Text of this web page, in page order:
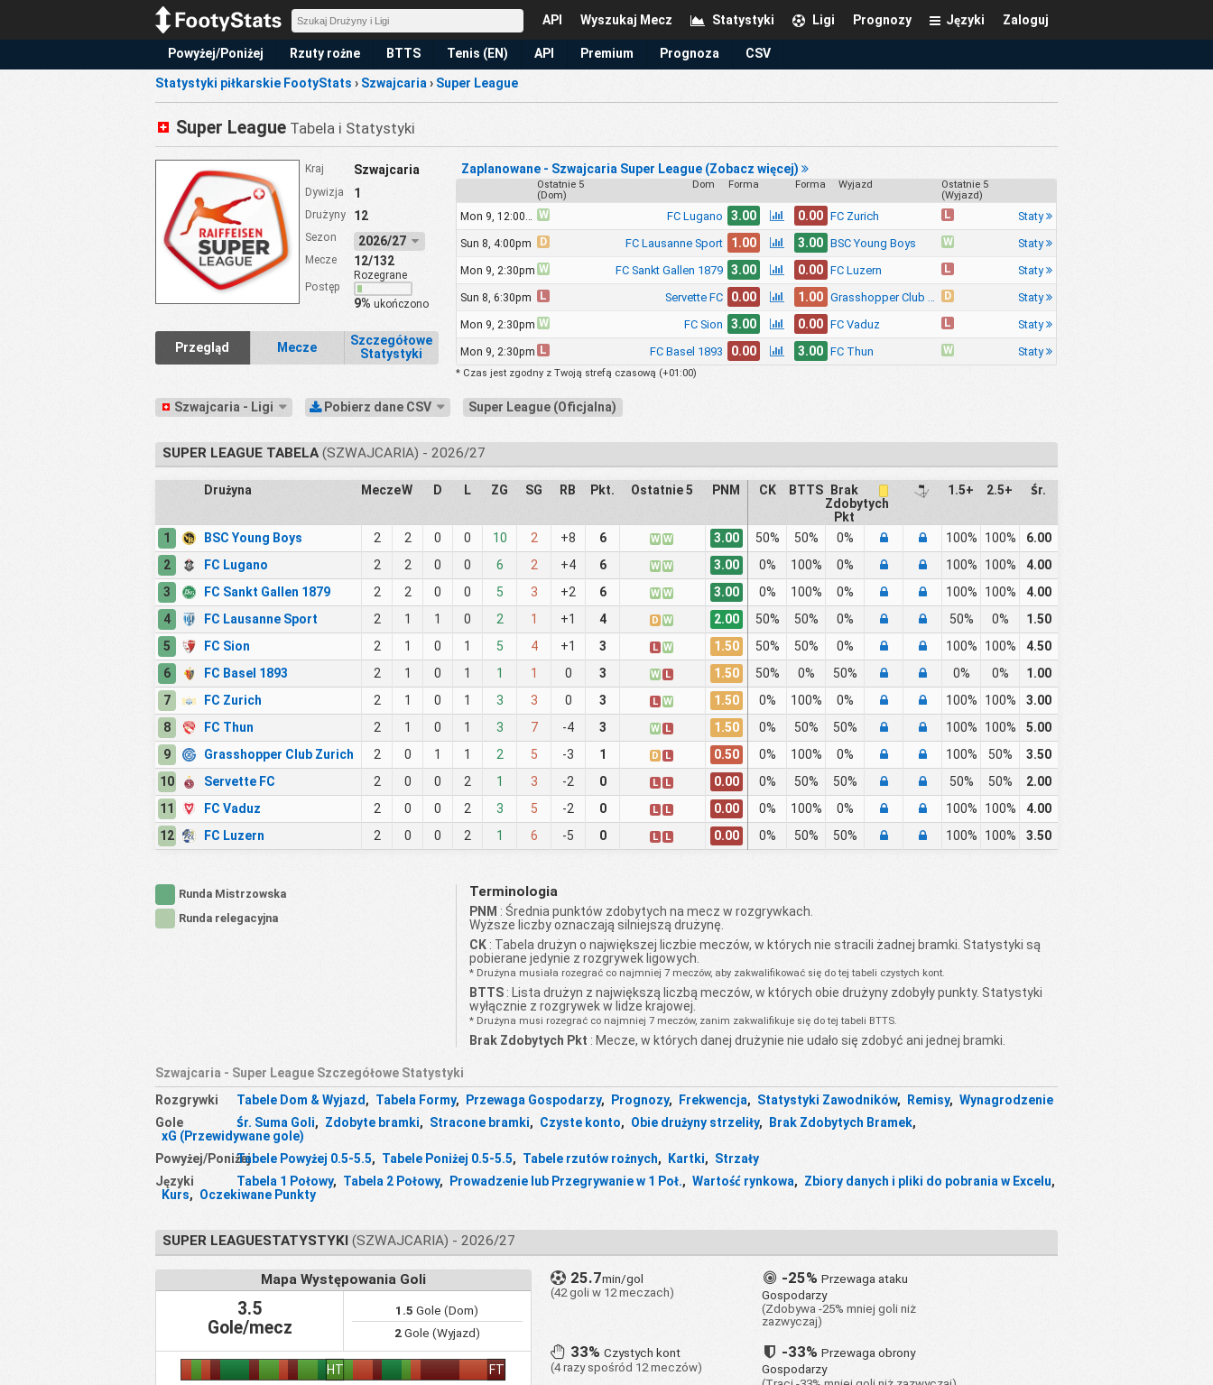
Zaloguj
Języki
Prognozy
Ligi
Statystyki
Wyszukaj Mecz
API
Powyżej/Poniżej Rzuty rożne BTTS Tenis (EN) API Premium Prognoza CSV
Statystyki piłkarskie FootyStats › Szwajcaria › Super League
Super League Tabela i Statystyki
Kraj Szwajcaria
Dywizja 1
Drużyny 12
Sezon 2026/27
Mecze 12/132
Rozegrane
Postęp
9% ukończono
Przegląd Mecze
Szczegółowe
Statystyki
Zaplanowane - Szwajcaria Super League (Zobacz więcej)
Ostatnie 5
(Dom)
Dom Forma Forma Wyjazd
Ostatnie 5
(Wyjazd)
Mon 9, 12:00pm W FC Lugano 3.00 0.00 FC Zurich L Staty
Sun 8, 4:00pm D FC Lausanne Sport 1.00 3.00 BSC Young Boys W Staty
Mon 9, 2:30pm W FC Sankt Gallen 1879 3.00 0.00 FC Luzern L Staty
Sun 8, 6:30pm L Servette FC 0.00 1.00 Grasshopper Club Zurich D Staty
Mon 9, 2:30pm W FC Sion 3.00 0.00 FC Vaduz L Staty
Mon 9, 2:30pm L FC Basel 1893 0.00 3.00 FC Thun W Staty
* Czas jest zgodny z Twoją strefą czasową (+01:00)
Szwajcaria - Ligi Pobierz dane CSV Super League (Oficjalna)
SUPER LEAGUE TABELA(SZWAJCARIA) - 2026/27
Drużyna MeczeW D L ZG SG RB Pkt. Ostatnie 5 PNM CK BTTS
Brak
Zdobytych
Pkt
1.5+ 2.5+ Śr.
1 BSC Young Boys 2 2 0 0 10 2 +8 6 W W 3.00 50% 50% 0% 100% 100%
6.00
2
FC Lugano 2 2 0 0 6 2 +4 6 W W 3.00 0% 100% 0% 100% 100%
4.00
3
FC Sankt Gallen 1879 2 2 0 0 5 3 +2 6 W W 3.00 0% 100% 0% 100% 100%
4.00
4
FC Lausanne Sport 2 1 1 0 2 1 +1 4 D W 2.00 50% 50% 0% 50% 0%
1.50
5
FC Sion 2 1 0 1 5 4 +1 3 L W 1.50 50% 50% 0% 100% 100%
4.50
6
FC Basel 1893 2 1 0 1 1 1 0 3 W L 1.50 50% 0% 50% 0% 0%
1.00
7
FC Zurich 2 1 0 1 3 3 0 3 L W 1.50 0% 100% 0% 100% 100%
3.00
8
FC Thun 2 1 0 1 3 7 -4 3 W L 1.50 0% 50% 50% 100% 100%
5.00
9
Grasshopper Club Zurich 2 0 1 1 2 5 -3 1 D L 0.50 0% 100% 0% 100% 50%
3.50
10
Servette FC 2 0 0 2 1 3 -2 0 L L 0.00 0% 50% 50% 50% 50%
2.00
11
FC Vaduz 2 0 0 2 3 5 -2 0 L L 0.00 0% 100% 0% 100% 100%
4.00
12
FC Luzern 2 0 0 2 1 6 -5 0 L L 0.00 0% 50% 50% 100% 100% 3.50
Runda Mistrzowska
Runda relegacyjna
Terminologia
PNM : Średnia punktów zdobytych na mecz w rozgrywkach.
Wyższe liczby oznaczają silniejszą drużynę.
CK : Tabela drużyn o największej liczbie meczów, w których nie stracili żadnej bramki. Statystyki są
pobierane jedynie z rozgrywek ligowych.
* Drużyna musiała rozegrać co najmniej 7 meczów, aby zakwalifikować się do tej tabeli czystych kont.
BTTS : Lista drużyn z największą liczbą meczów, w których obie drużyny zdobyły punkty. Statystyki
wyłącznie z rozgrywek w lidze krajowej.
* Drużyna musi rozegrać co najmniej 7 meczów, zanim zakwalifikuje się do tej tabeli BTTS.
Brak Zdobytych Pkt : Mecze, w których danej drużynie nie udało się zdobyć ani jednej bramki.
Szwajcaria - Super League Szczegółowe Statystyki
Rozgrywki
Tabele Dom & Wyjazd, Tabela Formy, Przewaga Gospodarzy, Prognozy, Frekwencja, Statystyki Zawodników, Remisy, Wynagrodzenie
Gole
Śr. Suma Goli, Zdobyte bramki, Stracone bramki, Czyste konto, Obie drużyny strzeliły, Brak Zdobytych Bramek,
xG (Przewidywane gole)
Powyżej/PoniżejTabele Powyżej 0.5-5.5, Tabele Poniżej 0.5-5.5, Tabele rzutów rożnych, Kartki, Strzały
Języki
Tabela 1 Połowy, Tabela 2 Połowy, Prowadzenie lub Przegrywanie w 1 Poł., Wartość rynkowa, Zbiory danych i pliki do pobrania w Excelu,
Kurs, Oczekiwane Punkty
SUPER LEAGUESTATYSTYKI (SZWAJCARIA) - 2026/27
Mapa Występowania Goli
3.5
Gole/mecz
1.5 Gole (Dom)
2Gole (Wyjazd)
HT FT
25.7min/gol
(42 goli w 12 meczach)
-25%Przewaga ataku
Gospodarzy
(Zdobywa -25% mniej goli niż
zazwyczaj)
33%Czystych kont
(4 razy spośród 12 meczów)
-33%Przewaga obrony
Gospodarzy